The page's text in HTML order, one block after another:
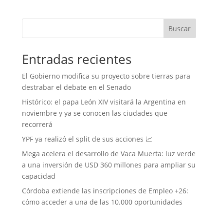
Buscar
Entradas recientes
El Gobierno modifica su proyecto sobre tierras para
destrabar el debate en el Senado
Histórico: el papa León XIV visitará la Argentina en
noviembre y ya se conocen las ciudades que
recorrerá
YPF ya realizó el split de sus acciones 📈
Mega acelera el desarrollo de Vaca Muerta: luz verde
a una inversión de USD 360 millones para ampliar su
capacidad
Córdoba extiende las inscripciones de Empleo +26:
cómo acceder a una de las 10.000 oportunidades